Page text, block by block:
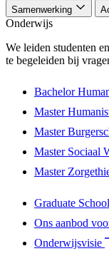
Samenwerking
Onderwijs
We leiden studenten
te begeleiden bij
Bachelor
Master
Master
Master Sociaal
Master
Graduate School
Ons aanbod
Onderwijsvisie